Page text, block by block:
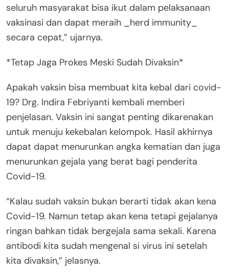
seluruh masyarakat bisa ikut dalam pelaksanaan
vaksinasi dan dapat meraih _herd immunity_
secara cepat,” ujarnya.
*Tetap Jaga Prokes Meski Sudah Divaksin*
Apakah vaksin bisa membuat kita kebal dari covid-
19? Drg. Indira Febriyanti kembali memberi
penjelasan. Vaksin ini sangat penting dikarenakan
untuk menuju kekebalan kelompok. Hasil akhirnya
dapat dapat menurunkan angka kematian dan juga
menurunkan gejala yang berat bagi penderita
Covid-19.
“Kalau sudah vaksin bukan berarti tidak akan kena
Covid-19. Namun tetap akan kena tetapi gejalanya
ringan bahkan tidak bergejala sama sekali. Karena
antibodi kita sudah mengenal si virus ini setelah
kita divaksin,” jelasnya.